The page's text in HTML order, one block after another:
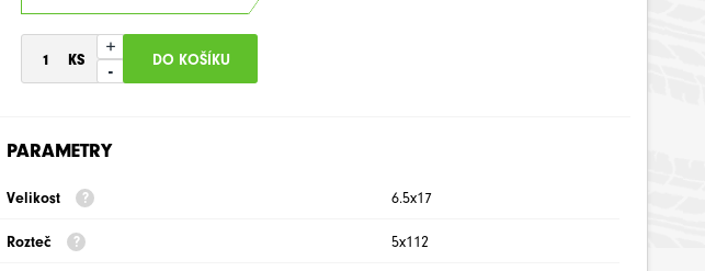
+
-
PARAMETRY
Velikost 6.5x17
Rozteč 5x112